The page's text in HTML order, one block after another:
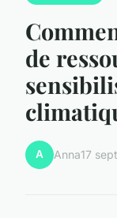
de
A Anna17